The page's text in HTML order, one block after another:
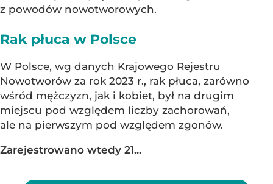
z powodów nowotworowych.
Rak płuca w Polsce
W Polsce, wg danych Krajowego Rejestru
Nowotworów za rok 2023 r., rak płuca, zarówno
wśród mężczyzn, jak i kobiet, był na drugim
miejscu pod względem liczby zachorowań,
ale na pierwszym pod względem zgonów.
Zarejestrowano wtedy 21...